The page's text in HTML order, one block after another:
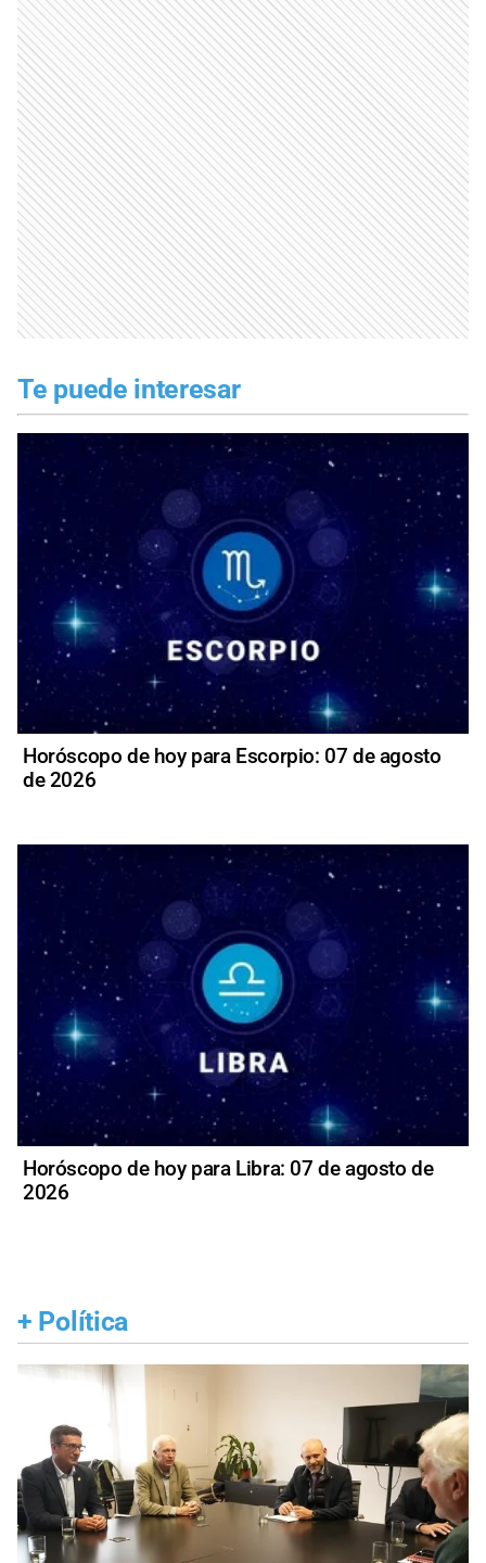
Te puede interesar
Horóscopo de hoy para Escorpio: 07 de agosto
de 2026
Horóscopo de hoy para Libra: 07 de agosto de
2026
+ Política